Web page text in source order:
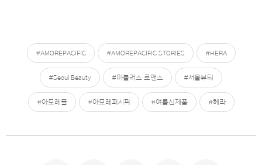
#AMOREPACIFIC #AMOREPACIFIC STORIES #HERA
#Seoul Beauty #마블러스 로맨스 #서울뷰티
#아모레몰 #아모레퍼시픽 #여름신제품 #헤라